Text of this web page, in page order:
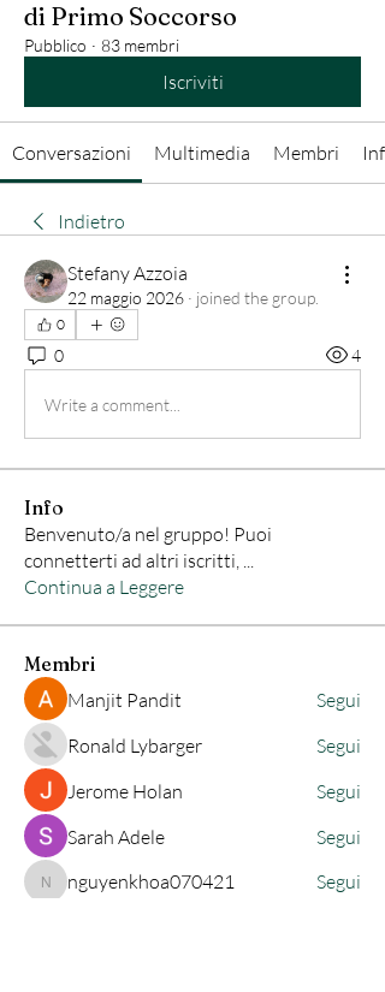
di Primo Soccorso
Pubblico · 83 membri
Iscriviti
Conversazioni Multimedia Membri Info
Indietro
Stefany Azzoia
22 maggio 2026 · joined the group.
0
0 4
Write a comment...
Info
Benvenuto/a nel gruppo! Puoi
connetterti ad altri iscritti, ...
Continua a Leggere
Membri
Manjit Pandit
Segui
Ronald Lybarger
Segui
Jerome Holan
Segui
Sarah Adele
Segui
nguyenkhoa070421
nguyenkhoa070421
Segui